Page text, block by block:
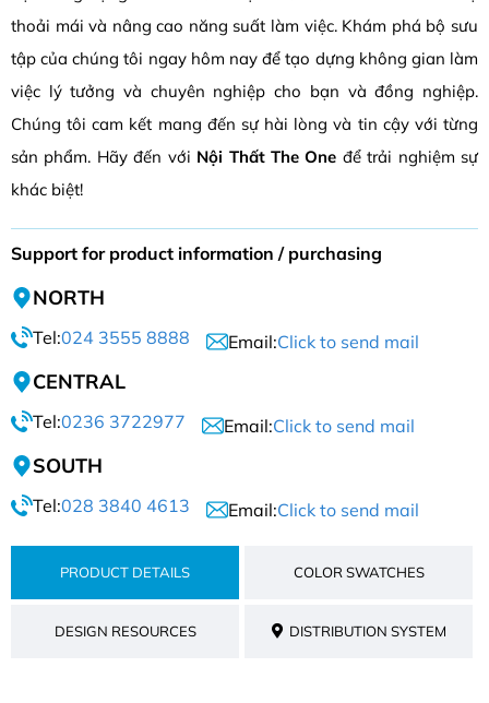
thoải mái và nâng cao năng suất làm việc. Khám phá bộ sưu
tập của chúng tôi ngay hôm nay để tạo dựng không gian làm
việc lý tưởng và chuyên nghiệp cho bạn và đồng nghiệp.
Chúng tôi cam kết mang đến sự hài lòng và tin cậy với từng
sản phẩm. Hãy đến với Nội Thất The One để trải nghiệm sự
khác biệt!
Support for product information / purchasing
NORTH
Tel:024 3555 8888 Email:Click to send mail
CENTRAL
Tel:0236 3722977 Email:Click to send mail
SOUTH
Tel:028 3840 4613 Email:Click to send mail
PRODUCT DETAILS COLOR SWATCHES
DESIGN RESOURCES DISTRIBUTION SYSTEM